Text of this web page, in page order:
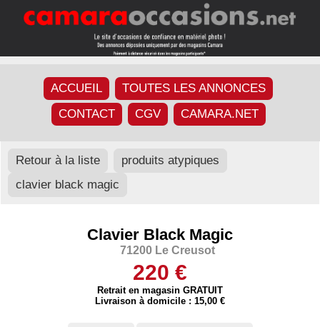
ACCUEIL
TOUTES LES ANNONCES
CONTACT
CGV CAMARA.NET
Retour à la liste
produits atypiques
clavier black magic
Clavier Black Magic
71200 Le Creusot
220 €
Retrait en magasin GRATUIT
Livraison à domicile : 15,00 €